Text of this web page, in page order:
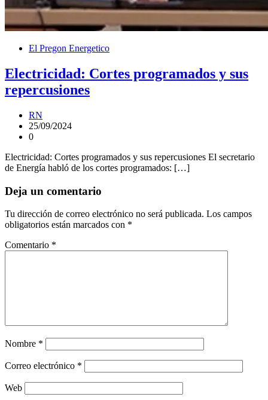
El Pregon Energetico
Electricidad: Cortes programados y sus
repercusiones
RN
25/09/2024
0
Electricidad: Cortes programados y sus repercusiones El secretario
de Energía habló de los cortes programados: […]
Deja un comentario
Tu dirección de correo electrónico no será publicada. Los campos
obligatorios están marcados con *
Comentario *
Nombre *
Correo electrónico *
Web